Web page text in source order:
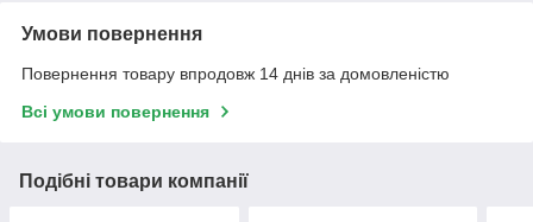
Умови повернення
Повернення товару впродовж 14 днів за домовленістю
Всі умови повернення
Подібні товари компанії